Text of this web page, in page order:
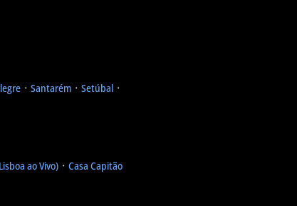
᛫ Santarém ᛫ Setúbal ᛫
ao Vivo) ᛫ Casa Capitão